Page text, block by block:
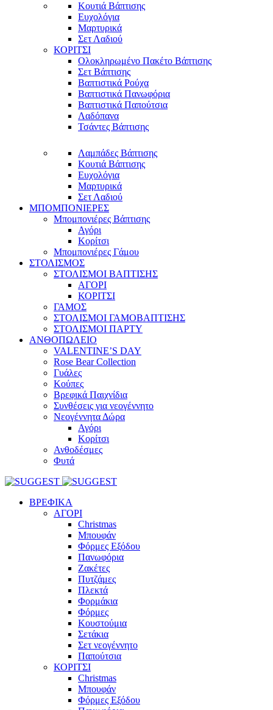
Κουτιά Βάπτισης
Ευχολόγια
Μαρτυρικά
Σετ Λαδιού
ΚΟΡΙΤΣΙ
Ολοκληρωμένο Πακέτο Βάπτισης
Σετ Βάπτισης
Βαπτιστικά Ρούχα
Βαπτιστικά Πανωφόρια
Βαπτιστικά Παπούτσια
Λαδόπανα
Τσάντες Βάπτισης
Λαμπάδες Βάπτισης
Κουτιά Βάπτισης
Ευχολόγια
Μαρτυρικά
Σετ Λαδιού
ΜΠΟΜΠΟΝΙΕΡΕΣ
Μπομπονιέρες Βάπτισης
Αγόρι
Κορίτσι
Μπομπονιέρες Γάμου
ΣΤΟΛΙΣΜΟΣ
ΣΤΟΛΙΣΜΟΙ ΒΑΠΤΙΣΗΣ
ΑΓΟΡΙ
ΚΟΡΙΤΣΙ
ΓΑΜΟΣ
ΣΤΟΛΙΣΜΟΙ ΓΑΜΟΒΑΠΤΙΣΗΣ
ΣΤΟΛΙΣΜΟΙ ΠΑΡΤΥ
ΑΝΘΟΠΩΛΕΙΟ
VALENTINE’S DAY
Rose Bear Collection
Γυάλες
Κούπες
Βρεφικά Παιχνίδια
Συνθέσεις για νεογέννητο
Νεογέννητα Δώρα
Αγόρι
Κορίτσι
Ανθοδέσμες
Φυτά
ΒΡΕΦΙΚΑ
ΑΓΟΡΙ
Christmas
Μπουφάν
Φόρμες Εξόδου
Πανωφόρια
Ζακέτες
Πυτζάμες
Πλεκτά
Φορμάκια
Φόρμες
Κουστούμια
Σετάκια
Σετ νεογέννητο
Παπούτσια
ΚΟΡΙΤΣΙ
Christmas
Μπουφάν
Φόρμες Εξόδου